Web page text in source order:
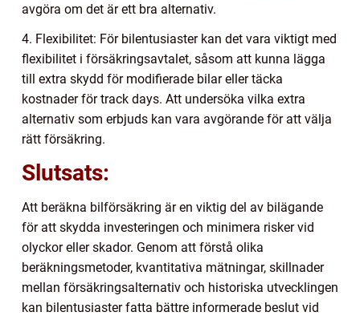
avgöra om det är ett bra alternativ.
4. Flexibilitet: För bilentusiaster kan det vara viktigt med
flexibilitet i försäkringsavtalet, såsom att kunna lägga
till extra skydd för modifierade bilar eller täcka
kostnader för track days. Att undersöka vilka extra
alternativ som erbjuds kan vara avgörande för att välja
rätt försäkring.
Slutsats:
Att beräkna bilförsäkring är en viktig del av bilägande
för att skydda investeringen och minimera risker vid
olyckor eller skador. Genom att förstå olika
beräkningsmetoder, kvantitativa mätningar, skillnader
mellan försäkringsalternativ och historiska utvecklingen
kan bilentusiaster fatta bättre informerade beslut vid